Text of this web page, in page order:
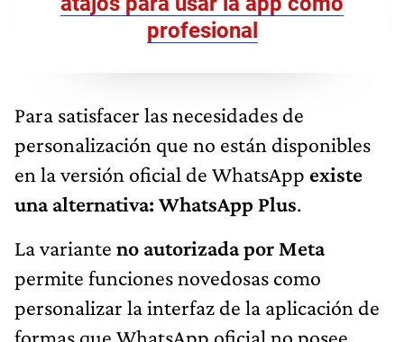
profesional
Para satisfacer las necesidades de
personalización que no están disponibles
en la versión oficial de WhatsApp existe
una alternativa: WhatsApp Plus.
La variante no autorizada por Meta
permite funciones novedosas como
personalizar la interfaz de la aplicación de
formas que WhatsApp oficial no posee,